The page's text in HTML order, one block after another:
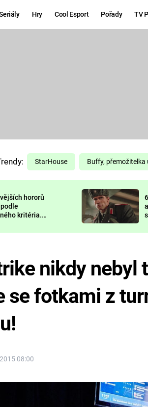
Hry Cool Esport Pořady TV
StarHouse Buffy, přemožitelka
hororů
kritéria.
tep?
08:00
nikdy nebyl
se fotkami z